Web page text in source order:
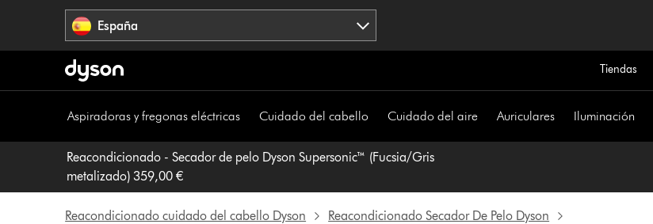
España
Tiendas
Aspiradoras y fregonas eléctricas Cuidado del cabello Cuidado del aire Auriculares Iluminación
Reacondicionado - Secador de pelo Dyson Supersonic™ (Fucsia/Gris
metalizado) 359,00 €
Reacondicionado cuidado del cabello Dyson
Reacondicionado Secador De Pelo Dyson